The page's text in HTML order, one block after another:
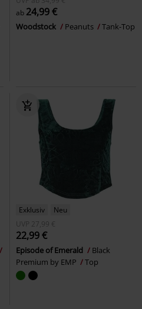
ab 24,99 €
Woodstock Peanuts Tank-Top
Exklusiv
Neu
UVP
27,99 €
22,99 €
Episode of Emerald
Black
Premium by EMP
Top